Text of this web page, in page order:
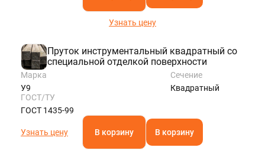
Узнать цену
Пруток инструментальный квадратный со
специальной отделкой поверхности
Марка
У9
Сечение
Квадратный
ГОСТ/ТУ
ГОСТ 1435-99
Узнать цену В корзину В корзину